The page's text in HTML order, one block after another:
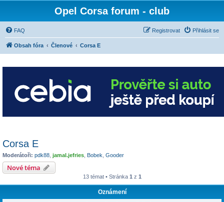
Opel Corsa forum - club
FAQ Přihlásit se
Registrovat
Obsah fóra Členové Corsa E
Corsa E
Moderátoři: pdk88 jamal.jefries Bobek Gooder
Nové téma
13 témat • Stránka 1 z 1
Oznámení